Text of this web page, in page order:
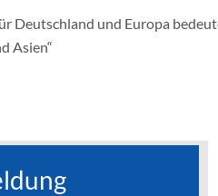
Deutschland und Europa
Asien“